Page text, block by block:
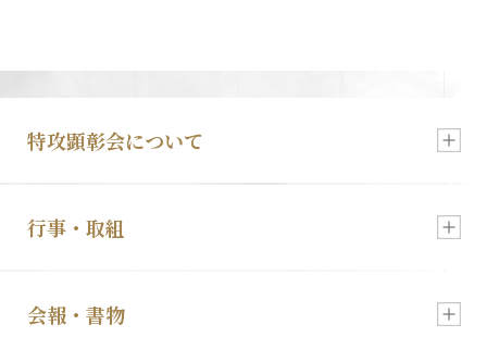
会報
特攻顕彰会について
新着情報
顕彰会について
行事・取組
慰霊祭のご案内
会報・書物